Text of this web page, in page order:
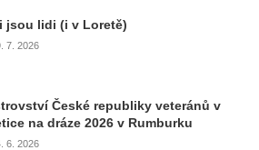
jsou lidi (i v Loretě)
7. 2026
České republiky veteránů v
na dráze 2026 v Rumburku
6. 2026